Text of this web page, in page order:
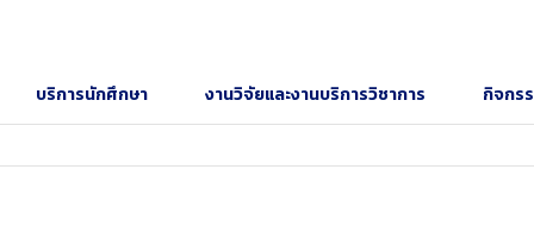
บริการนักศึกษา งานวิจัยและงานบริการวิชาการ กิจกร